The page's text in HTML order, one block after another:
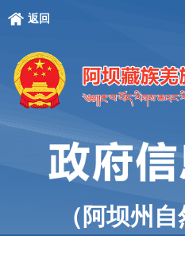
返回
（阿坝州自